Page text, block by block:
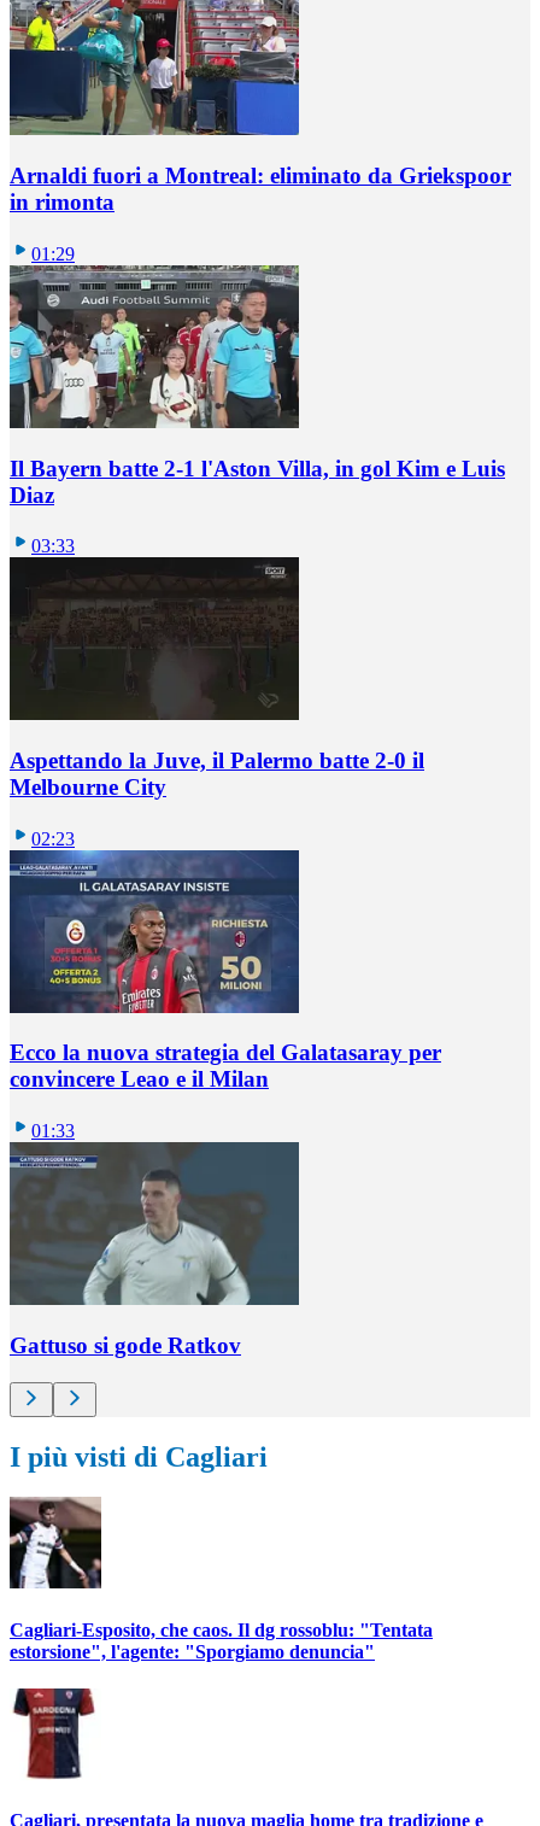
Arnaldi fuori a Montreal: eliminato da Griekspoor
in rimonta
01:29
Il Bayern batte 2-1 l'Aston Villa, in gol Kim e Luis
Diaz
03:33
Aspettando la Juve, il Palermo batte 2-0 il
Melbourne City
02:23
Ecco la nuova strategia del Galatasaray per
convincere Leao e il Milan
01:33
Gattuso si gode Ratkov
I più visti di Cagliari
Cagliari-Esposito, che caos. Il dg rossoblu: "Tentata
estorsione", l'agente: "Sporgiamo denuncia"
Cagliari, presentata la nuova maglia home tra tradizione e